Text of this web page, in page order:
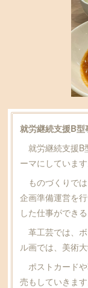
就労継続支援B型
就労継続支援B
ーマにしています
ものづくりで
企画準備運営を
した仕事ができ
革工芸では、
ル画では、美術
ポストカード
売もしていきます